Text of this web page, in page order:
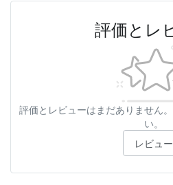
評価とレ
評価とレビューはまだありません
い。
レビュー